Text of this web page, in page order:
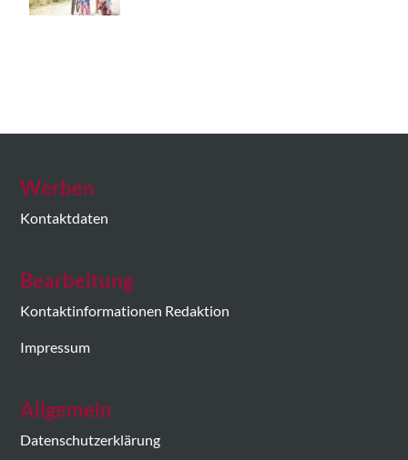
Werben
Kontaktdaten
Bearbeitung
Kontaktinformationen Redaktion
Impressum
Allgemein
Datenschutzerklärung